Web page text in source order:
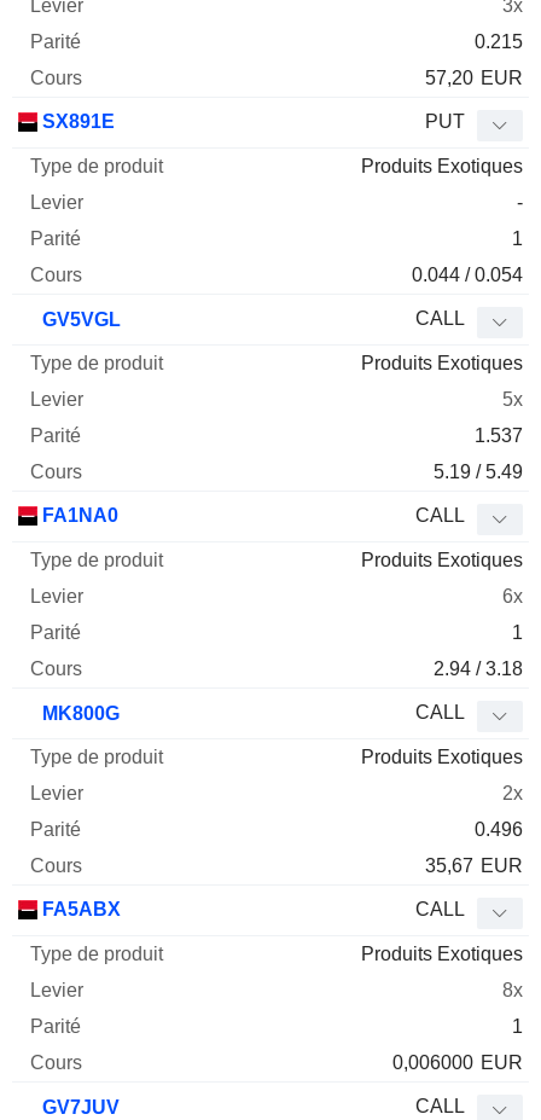
3x
0.215
57,20 EUR
SX891E PUT
Produits Exotiques
-
1
0.044 / 0.054
GV5VGL CALL
Produits Exotiques
5x
1.537
5.19 / 5.49
FA1NA0 CALL
Produits Exotiques
6x
1
2.94 / 3.18
MK800G CALL
Produits Exotiques
2x
0.496
35,67 EUR
FA5ABX CALL
Produits Exotiques
8x
1
0,006000 EUR
GV7JUV CALL